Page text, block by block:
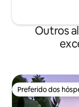
Outros
Preferido dos
Preferido dos